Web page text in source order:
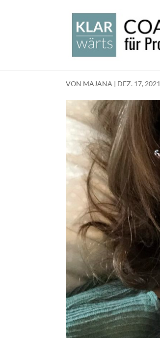
VON MAJANA | DEZ. 17, 2021